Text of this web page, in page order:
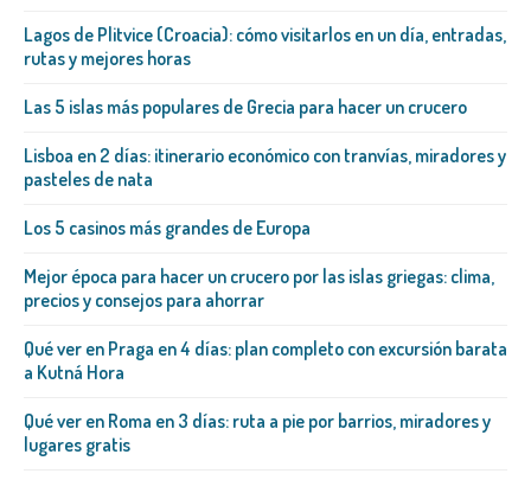
Lagos de Plitvice (Croacia): cómo visitarlos en un día, entradas,
rutas y mejores horas
Las 5 islas más populares de Grecia para hacer un crucero
Lisboa en 2 días: itinerario económico con tranvías, miradores y
pasteles de nata
Los 5 casinos más grandes de Europa
Mejor época para hacer un crucero por las islas griegas: clima,
precios y consejos para ahorrar
Qué ver en Praga en 4 días: plan completo con excursión barata
a Kutná Hora
Qué ver en Roma en 3 días: ruta a pie por barrios, miradores y
lugares gratis